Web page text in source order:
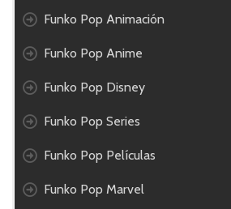
Funko Pop Animación
Funko Pop Anime
Funko Pop Disney
Funko Pop Series
Funko Pop Películas
Funko Pop Marvel